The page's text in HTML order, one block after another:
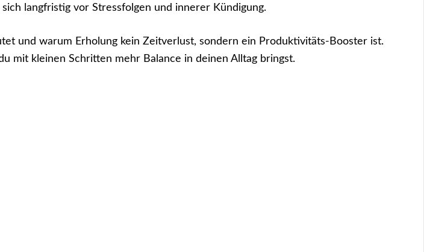
langfristig vor Stressfolgen und innerer Kündigung.
und warum Erholung kein Zeitverlust, sondern ein Produktivitäts-Booster ist.
mit kleinen Schritten mehr Balance in deinen Alltag bringst.